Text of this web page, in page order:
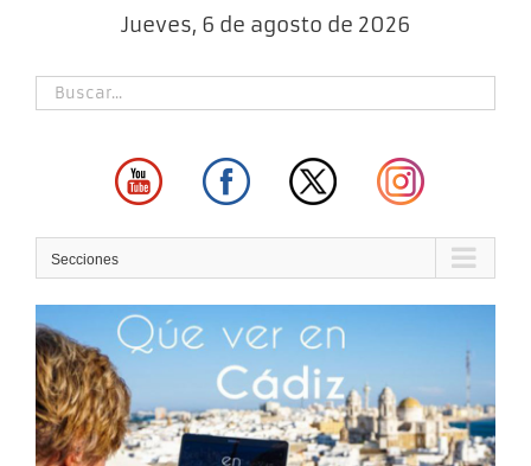
Jueves, 6 de agosto de 2026
Secciones